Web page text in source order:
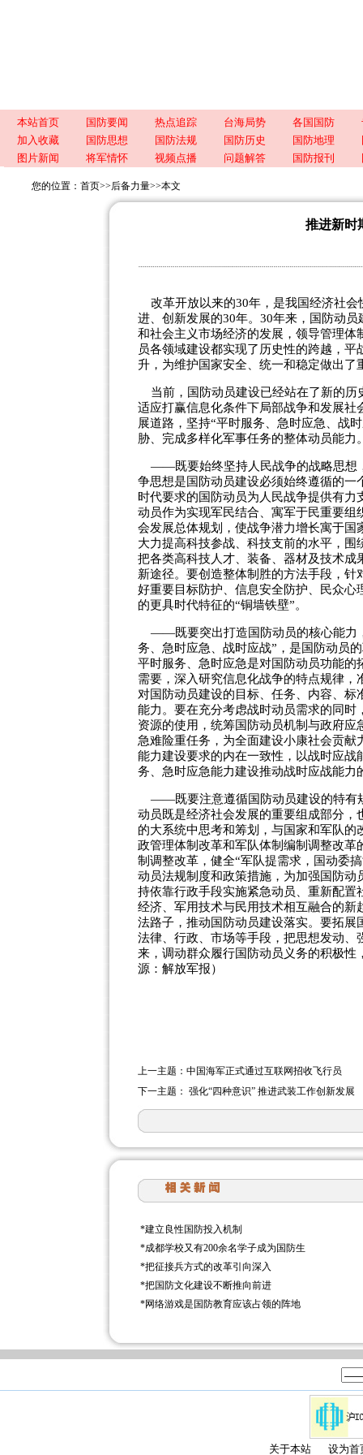
本站首页 国防要闻 热点追踪 台海局势 各国国防
加入收藏
国防思想 国防法规 国防历史 国防地理
图片新闻
将军情怀 视频点播 问题解答 国防报刊
您的位置： 首页>>后备力量>>本文
推进新时
改革开放以来的30年，是我国经济社会
进、创新发展的30年。30年来，国防动
和社会主义市场经济的发展，领导管理
员各领域建设都实现了历史性的跨越，
升，为维护国家安全、统一和稳定做出了
当前，国防动员建设已经站在了新的历
适应打赢信息化条件下局部战争和发展
展道路，坚持“平时服务、急时应急、战
胁、完成多样化军事任务的整体动员能力
——既要始终坚持人民战争的战略思想
争思想是国防动员建设必须始终遵循的
时代要求的国防动员为人民战争提供有
动员作为实现军民结合、寓军于民重要
会发展总体规划，使战争潜力增长寓于
大力提高科技参战、科技支前的水平，
把各类高科技人才、装备、器材及技术
新途径。要创造整体制胜的方法手段，
好重要目标防护、信息安全防护、民众
的更具时代特征的“铜墙铁壁”。
——既要突出打造国防动员的核心能力
务、急时应急、战时应战”，是国防动员
平时服务、急时应急是对国防动员功能
需要，深入研究信息化战争的特点规律
对国防动员建设的目标、任务、内容、
能力。要在充分考虑战时动员需求的同
资源的使用，统筹国防动员机制与政府
急难险重任务，为全面建设小康社会贡
能力建设要求的内在一致性，以战时应
务、急时应急能力建设推动战时应战能力
——既要注意遵循国防动员建设的特有
动员既是经济社会发展的重要组成部分
的大系统中思考和筹划，与国家和军队
政管理体制改革和军队体制编制调整改
制调整改革，健全“军队提需求，国动委
动员法规制度和政策措施，为加强国防
持依靠行政手段实施紧急动员、重新配
经济、军用技术与民用技术相互融合的
法路子，推动国防动员建设落实。要拓
法律、行政、市场等手段，把思想发动
来，调动群众履行国防动员义务的积极
源：解放军报）
上一主题： 中国海军正式通过互联网招收飞行员
下一主题： 强化“四种意识” 推进武装工作创新发展
*建立良性国防投入机制
*成都学校又有200余名学子成为国防生
*把征接兵方式的改革引向深入
*把国防文化建设不断推向前进
*网络游戏是国防教育应该占领的阵地